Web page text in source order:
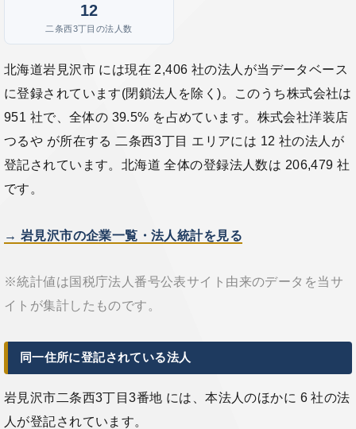
12
二条西3丁目の法人数
北海道岩見沢市 には現在 2,406 社の法人が当データベース
に登録されています(閉鎖法人を除く)。このうち株式会社は
951 社で、全体の 39.5% を占めています。株式会社洋装店
つるや が所在する 二条西3丁目 エリアには 12 社の法人が
登記されています。北海道 全体の登録法人数は 206,479 社
です。
→ 岩見沢市の企業一覧・法人統計を見る
※統計値は国税庁法人番号公表サイト由来のデータを当サ
イトが集計したものです。
同一住所に登記されている法人
岩見沢市二条西3丁目3番地 には、本法人のほかに 6 社の法
人が登記されています。